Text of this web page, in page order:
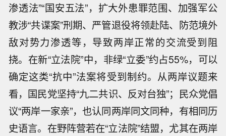
渗透法”“国安五法”，扩大外患罪范围、加强军公
教涉“共谍案”刑期、严管退役将领赴陆、防范境外
敌对势力渗透等，导致两岸正常的交流受到阻
挠。在新“立法院”中，非绿“立委”约占55%，可以
确定这类“抗中”法案将受到制约。从两岸议题来
看，国民党坚持“九二共识、反对台独”；民众党倡
议“两岸一家亲”，也认同两岸同文同种，有相同历
史语言。在野阵营若在“立法院”结盟，尤其在两岸